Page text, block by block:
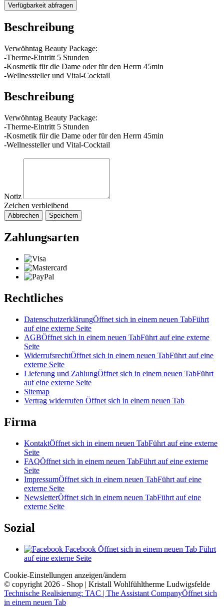
Verfügbarkeit abfragen
Beschreibung
Verwöhntag Beauty Package:
-Therme-Eintritt 5 Stunden
-Kosmetik für die Dame oder für den Herrn 45min
-Wellnessteller und Vital-Cocktail
Beschreibung
Verwöhntag Beauty Package:
-Therme-Eintritt 5 Stunden
-Kosmetik für die Dame oder für den Herrn 45min
-Wellnessteller und Vital-Cocktail
Notiz
Zeichen verbleibend
Abbrechen Speichern
Zahlungsarten
Rechtliches
DatenschutzerklärungÖffnet sich in einem neuen TabFührt
auf eine externe Seite
AGBÖffnet sich in einem neuen TabFührt auf eine externe
Seite
WiderrufsrechtÖffnet sich in einem neuen TabFührt auf eine
externe Seite
Lieferung und ZahlungÖffnet sich in einem neuen TabFührt
auf eine externe Seite
Sitemap
Vertrag widerrufen Öffnet sich in einem neuen Tab
Firma
KontaktÖffnet sich in einem neuen TabFührt auf eine externe
Seite
FAQÖffnet sich in einem neuen TabFührt auf eine externe
Seite
ImpressumÖffnet sich in einem neuen TabFührt auf eine
externe Seite
NewsletterÖffnet sich in einem neuen TabFührt auf eine
externe Seite
Sozial
Facebook Öffnet sich in einem neuen Tab Führt
auf eine externe Seite
Cookie-Einstellungen anzeigen/ändern
© copyright 2026 - Shop | Kristall Wohlfühltherme Ludwigsfelde
Technische Realisierung: TAC | The Assistant CompanyÖffnet sich
in einem neuen Tab